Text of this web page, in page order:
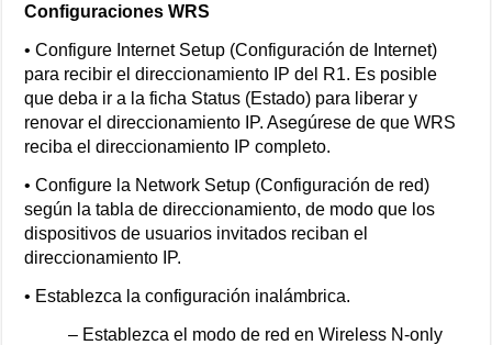
Configuraciones WRS
• Configure Internet Setup (Configuración de Internet)
para recibir el direccionamiento IP del R1. Es posible
que deba ir a la ficha Status (Estado) para liberar y
renovar el direccionamiento IP. Asegúrese de que WRS
reciba el direccionamiento IP completo.
• Configure la Network Setup (Configuración de red)
según la tabla de direccionamiento, de modo que los
dispositivos de usuarios invitados reciban el
direccionamiento IP.
• Establezca la configuración inalámbrica.
– Establezca el modo de red en Wireless N-only